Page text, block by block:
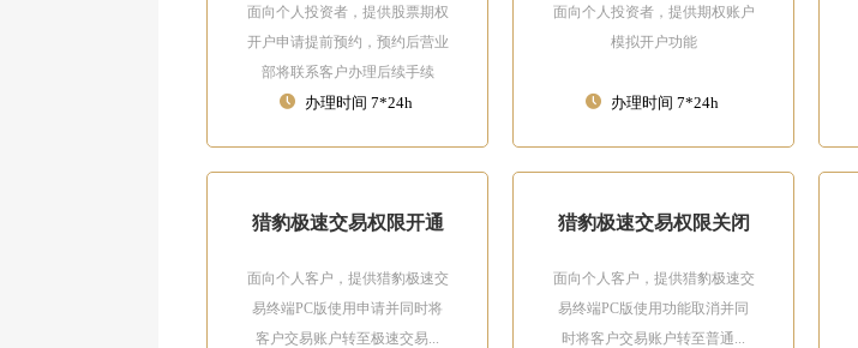
面向个人投资者，提供股票期权
开户申请提前预约，预约后营业
部将联系客户办理后续手续
办理时间 7*24h
面向个人投资者，提供期权账户
模拟开户功能
办理时间 7*24h
猎豹极速交易权限开通
面向个人客户，提供猎豹极速交
易终端PC版使用申请并同时将
客户交易账户转至极速交易...
猎豹极速交易权限关闭
面向个人客户，提供猎豹极速交
易终端PC版使用功能取消并同
时将客户交易账户转至普通...